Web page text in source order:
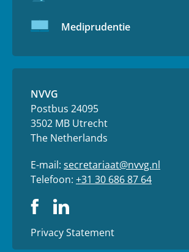
Mediprudentie
NVVG
Postbus 24095
3502 MB Utrecht
The Netherlands
E-mail: secretariaat@nvvg.nl
Telefoon: +31 30 686 87 64
Privacy Statement